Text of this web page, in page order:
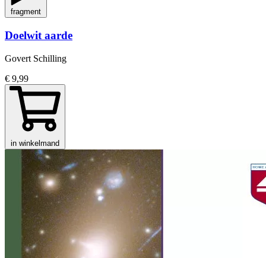
fragment
Doelwit aarde
Govert Schilling
€ 9,99
in winkelmand